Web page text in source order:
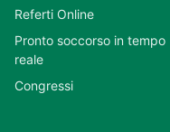
Referti Online
Pronto soccorso in tempo
reale
Congressi